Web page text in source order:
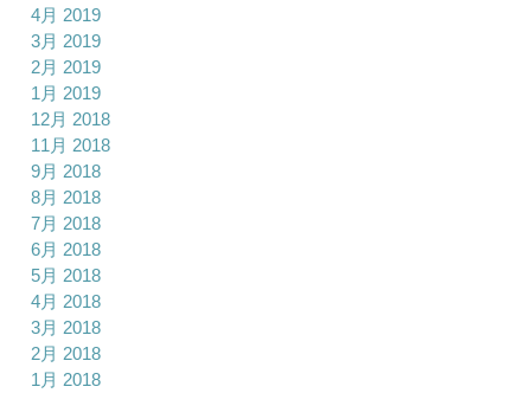
4月 2019
3月 2019
2月 2019
1月 2019
12月 2018
11月 2018
9月 2018
8月 2018
7月 2018
6月 2018
5月 2018
4月 2018
3月 2018
2月 2018
1月 2018